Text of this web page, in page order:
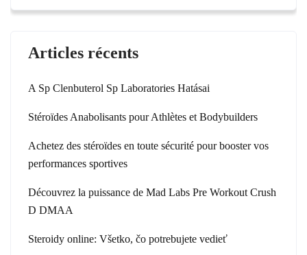
a
Articles récents
A Sp Clenbuterol Sp Laboratories Hatásai
Stéroïdes Anabolisants pour Athlètes et Bodybuilders
Achetez des stéroïdes en toute sécurité pour booster vos
performances sportives
Découvrez la puissance de Mad Labs Pre Workout Crush
D DMAA
Steroidy online: Všetko, čo potrebujete vedieť